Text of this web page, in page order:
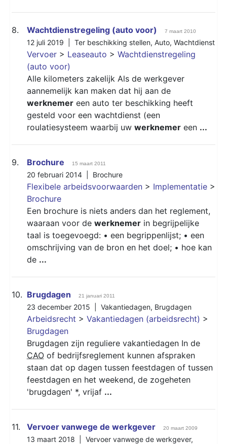
8. Wachtdienstregeling (auto voor) 7 maart 2010
12 juli 2019 | Ter beschikking stellen, Auto, Wachtdienst
Vervoer > Leaseauto > Wachtdienstregeling
(auto voor)
Alle kilometers zakelijk Als de werkgever
aannemelijk kan maken dat hij aan de
werknemer een auto ter beschikking heeft
gesteld voor een wachtdienst (een
roulatiesysteem waarbij uw werknemer een ...
9. Brochure 15 maart 2011
20 februari 2014 | Brochure
Flexibele arbeidsvoorwaarden > Implementatie >
Brochure
Een brochure is niets anders dan het reglement,
waaraan voor de werknemer in begrijpelijke
taal is toegevoegd: • een begrippenlijst; • een
omschrijving van de bron en het doel; • hoe kan
de ...
10. Brugdagen 21 januari 2011
23 december 2015 | Vakantiedagen, Brugdagen
Arbeidsrecht > Vakantiedagen (arbeidsrecht) >
Brugdagen
Brugdagen zijn reguliere vakantiedagen In de
CAO of bedrijfsreglement kunnen afspraken
staan dat op dagen tussen feestdagen of tussen
feestdagen en het weekend, de zogeheten
'brugdagen' *, vrijaf ...
11. Vervoer vanwege de werkgever 20 maart 2009
13 maart 2018 | Vervoer vanwege de werkgever,